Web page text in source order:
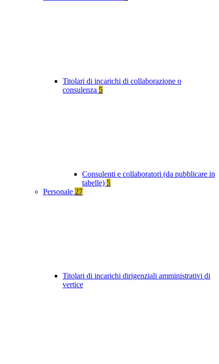
Titolari di incarichi di collaborazione o
consulenza 5
Consulenti e collaboratori (da pubblicare in
tabelle) 5
Personale 27
Titolari di incarichi dirigenziali amministrativi di
vertice